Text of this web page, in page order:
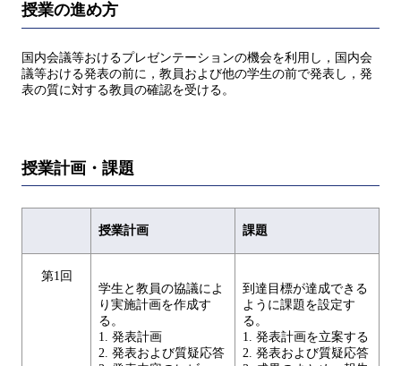
授業の進め方
国内会議等おけるプレゼンテーションの機会を利用し，国内会
議等おける発表の前に，教員および他の学生の前で発表し，発
表の質に対する教員の確認を受ける。
授業計画・課題
授業計画 課題
第1回
学生と教員の協議によ
り実施計画を作成す
る。
1. 発表計画
2. 発表および質疑応答
到達目標が達成できる
ように課題を設定す
る。
1. 発表計画を立案する
2. 発表および質疑応答